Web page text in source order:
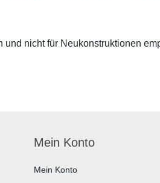
nicht für Neukonstruktionen
Mein Konto
Mein Konto